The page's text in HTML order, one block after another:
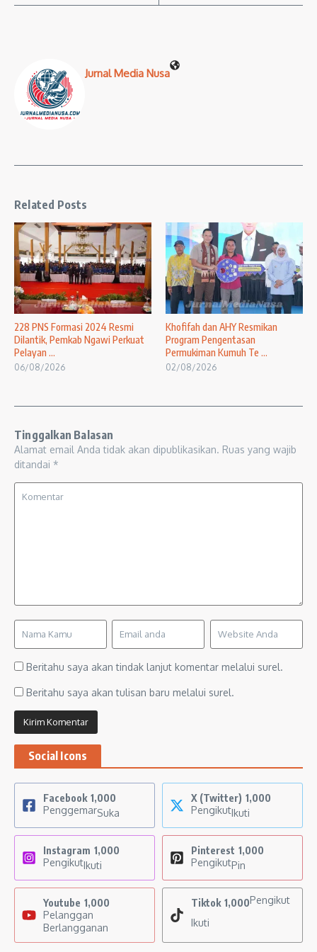
Jurnal Media Nusa
Related Posts
228 PNS Formasi 2024 Resmi
Dilantik, Pemkab Ngawi Perkuat
Pelayan ...
06/08/2026
Khofifah dan AHY Resmikan
Program Pengentasan
Permukiman Kumuh Te ...
02/08/2026
Tinggalkan Balasan
Alamat email Anda tidak akan dipublikasikan. Ruas yang wajib
ditandai *
Beritahu saya akan tindak lanjut komentar melalui surel.
Beritahu saya akan tulisan baru melalui surel.
Social Icons
Facebook 1,000
PenggemarSuka
X (Twitter) 1,000
PengikutIkuti
Instagram 1,000
PengikutIkuti
Pinterest 1,000
PengikutPin
Youtube 1,000
Pelanggan
Berlangganan
Tiktok 1,000Pengikut
Ikuti